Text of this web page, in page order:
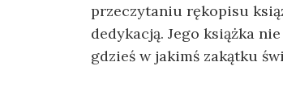
przeczytaniu rękopisu
dedykacją. Jego książka
gdzieś w jakimś zakątku